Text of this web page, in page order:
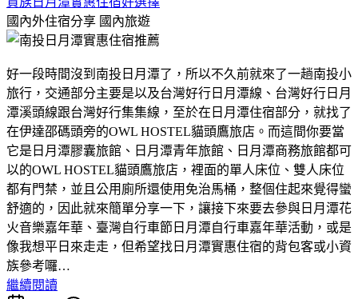
國內外住宿分享 國內旅遊
好一段時間沒到南投日月潭了，所以不久前就來了一趟南投小
旅行，交通部分主要是以及台灣好行日月潭線、台灣好行日月
潭溪頭線跟台灣好行集集線，至於在日月潭住宿部分，就找了
在伊達邵碼頭旁的OWL HOSTEL貓頭鷹旅店。而這間你要當
它是日月潭膠囊旅館、日月潭青年旅館、日月潭商務旅館都可
以的OWL HOSTEL貓頭鷹旅店，裡面的單人床位、雙人床位
都有門禁，並且公用廁所還使用免治馬桶，整個住起來覺得蠻
舒適的，因此就來簡單分享一下，讓接下來要去參與日月潭花
火音樂嘉年華、臺灣自行車節日月潭自行車嘉年華活動，或是
像我想平日來走走，但希望找日月潭實惠住宿的背包客或小資
族參考囉…
繼續閱讀